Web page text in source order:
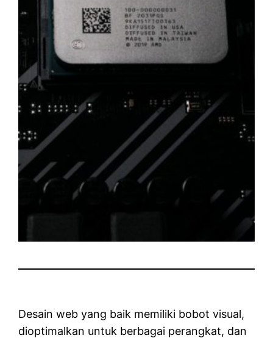
Desain web yang baik memiliki bobot visual,
dioptimalkan untuk berbagai perangkat, dan